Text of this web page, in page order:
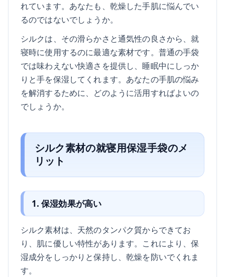
れています。あなたも、乾燥した手肌に悩んでい
るのではないでしょうか。
シルクは、その滑らかさと通気性の良さから、就
寝時に使用するのに最適な素材です。普通の手袋
では味わえない快適さを提供し、睡眠中にしっか
りと手を保湿してくれます。あなたの手肌の悩み
を解消するために、どのように活用すればよいの
でしょうか。
シルク素材の就寝用保湿手袋のメ
リット
1. 保湿効果が高い
シルク素材は、天然のタンパク質からできてお
り、肌に優しい特性があります。これにより、保
湿成分をしっかりと保持し、乾燥を防いでくれま
す。